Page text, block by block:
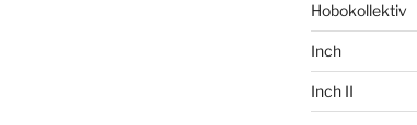
Hobokollektiv
Inch
Inch II